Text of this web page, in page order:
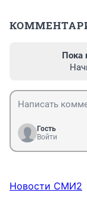
Пока
Гость
Войти
Новости СМИ2